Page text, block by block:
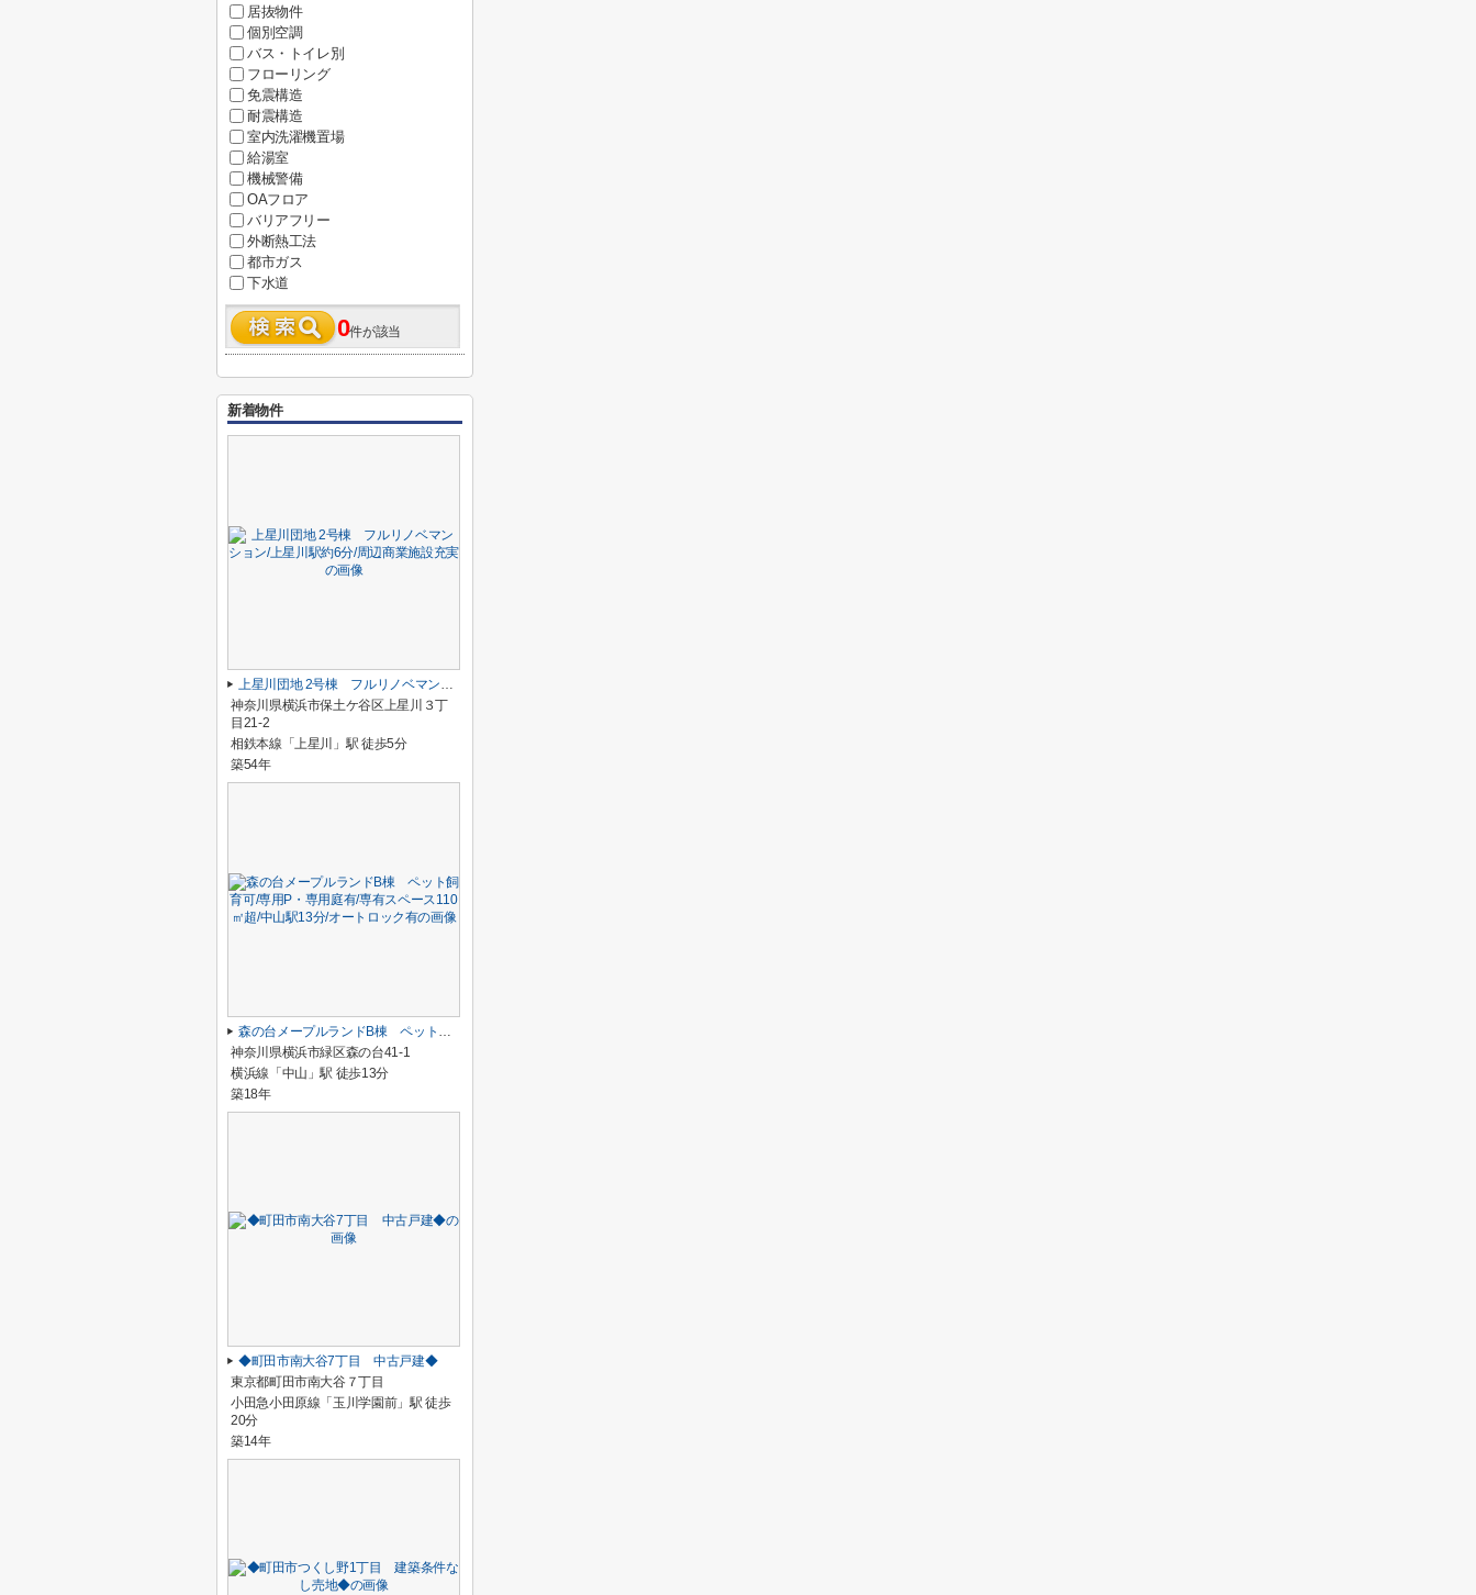
居抜物件
個別空調
バス・トイレ別
フローリング
免震構造
耐震構造
室内洗濯機置場
給湯室
機械警備
OAフロア
バリアフリー
外断熱工法
都市ガス
下水道
0件が該当
新着物件
上星川団地 2号棟 フルリノベマンション/上星川駅約6分/周辺商業施設充実
神奈川県横浜市保土ケ谷区上星川３丁
目21-2
相鉄本線「上星川」駅 徒歩5分
築54年
森の台メープルランドB棟 ペット飼育可/専用P・専用庭有/専有スペース110㎡超/中山駅13分/オートロック有
神奈川県横浜市緑区森の台41-1
横浜線「中山」駅 徒歩13分
築18年
◆町田市南大谷7丁目 中古戸建◆
東京都町田市南大谷７丁目
小田急小田原線「玉川学園前」駅 徒歩
20分
築14年